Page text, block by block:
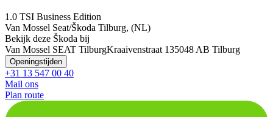
1.0 TSI Business Edition
Van Mossel Seat/Škoda Tilburg, (NL)
Bekijk deze Škoda bij
Van Mossel SEAT TilburgKraaivenstraat 135048 AB Tilburg
Openingstijden
+31 13 547 00 40
Mail ons
Plan route